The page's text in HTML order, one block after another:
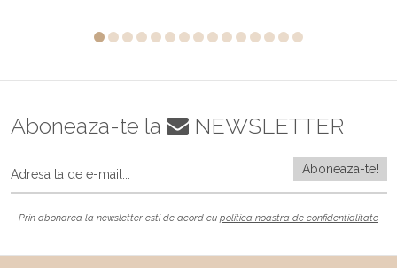
Aboneaza-te la NEWSLETTER
Prin abonarea la newsletter esti de acord cu politica noastra de confidentialitate